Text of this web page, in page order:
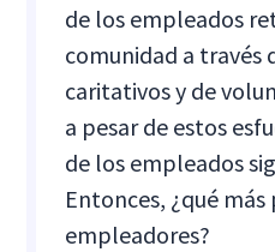
de los empleados
comunidad a través
caritativos y de
a pesar de estos
de los empleados
Entonces, ¿qué
empleadores?